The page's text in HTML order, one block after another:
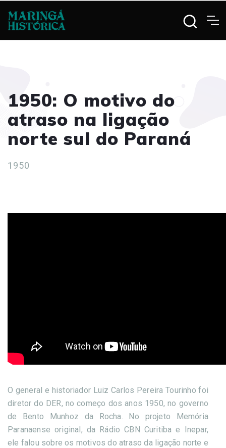
1950: O motivo do
atraso na ligação
norte sul do Paraná
1950
O general e historiador Luiz Carlos Pereira Tourinho foi
diretor do DER, no começo dos anos 1950, no governo
de Bento Munhoz da Rocha. No projeto Memória
Paranaense original, da Rádio CBN Curitiba e Inepar,
ele falou sobre os motivos do atraso da ligação norte e